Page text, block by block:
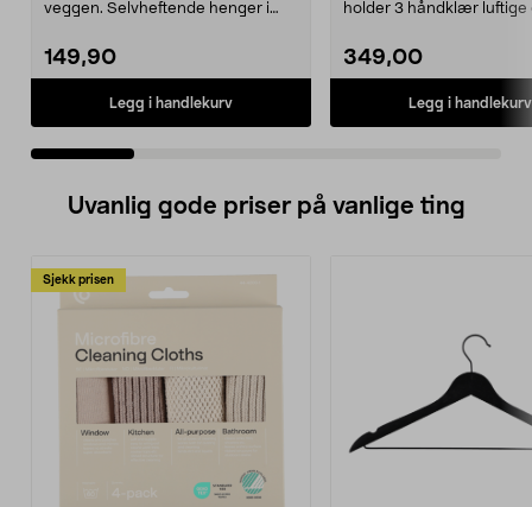
veggen. Selvheftende henger i
149,90
Legg i handlekurv
holder 3 håndklær luftige
349,00
Legg i handlekurv
Uvanlig gode priser på vanlige ting
Sjekk prisen